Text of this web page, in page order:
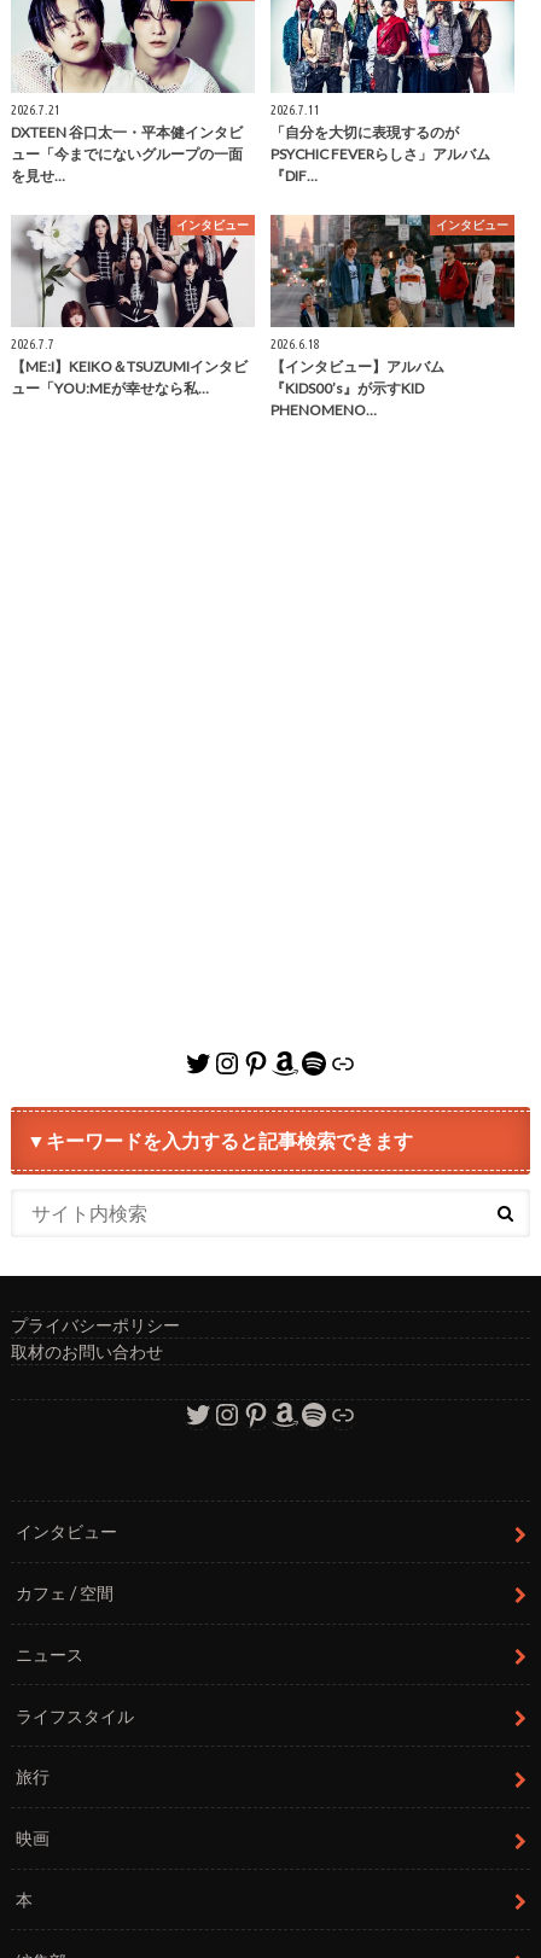
2026.7.21
DXTEEN 谷口太一・平本健インタビ
ュー「今までにないグループの一面
を見せ…
2026.7.11
「自分を大切に表現するのが
PSYCHIC FEVERらしさ」アルバム
『DIF…
インタビュー
2026.7.7
【ME:I】KEIKO＆TSUZUMIインタビ
ュー「YOU:MEが幸せなら私…
インタビュー
2026.6.18
【インタビュー】アルバム
『KIDS00’s』が示すKID
PHENOMENO…
Twitter
Instagram
Pinterest
Amazon
Spotify
リンク
▼キーワードを入力すると記事検索できます
プライバシーポリシー
取材のお問い合わせ
Twitter
Instagram
Pinterest
Amazon
Spotify
リンク
インタビュー
カフェ / 空間
ニュース
ライフスタイル
旅行
映画
本